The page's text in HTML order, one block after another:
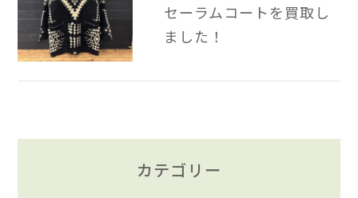
セーラムコートを買取し
ました！
カテゴリー